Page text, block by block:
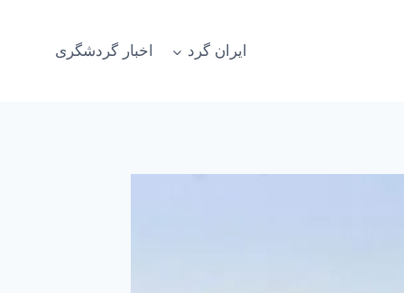
ایران گرد اخبار گردشگری